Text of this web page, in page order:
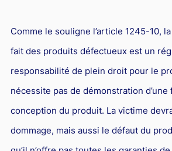
Comme le souligne l’article 1245-10,
fait des produits défectueux est un
responsabilité de plein droit pour le
nécessite pas de démonstration d’une
conception du produit. La victime
dommage, mais aussi le défaut du